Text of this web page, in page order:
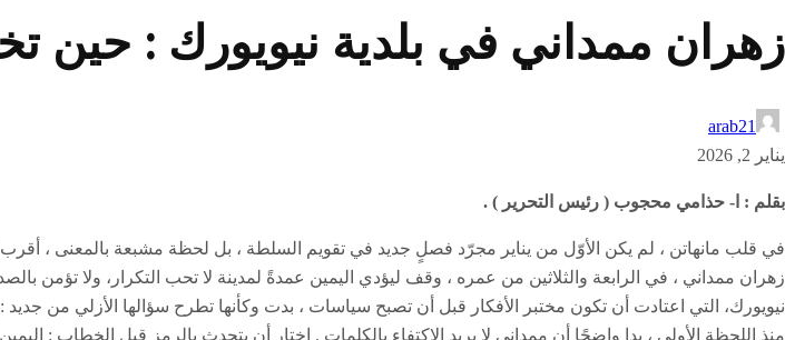
زهران ممداني في بلدية نيويورك : حين
arab21
يناير 2, 2026
بقلم : ا- حذامي محجوب ( رئيس التحرير ) .
في قلب مانهاتن ، لم يكن الأوّل من يناير مجرّد فصلٍ جديد في تقويم السلطة ، بل لحظة مشبعة بالمعنى ، أقرب
زهران ممداني ، في الرابعة والثلاثين من عمره ، وقف ليؤدي اليمين عمدةً لمدينة لا تحب التكرار، ولا تؤمن
نيويورك، التي اعتادت أن تكون مختبر الأفكار قبل أن تصبح سياسات ، بدت وكأنها تطرح سؤالها الأزلي من
منذ اللحظة الأولى ، بدا واضحًا أن ممداني لا يريد الاكتفاء بالكلمات . اختار أن يتحدث بالرمز قبل الخطاب